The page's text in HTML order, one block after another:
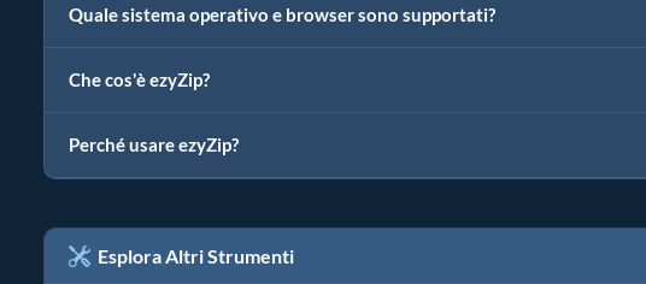
Quale sistema operativo e browser sono supportati?
Che cos'è ezyZip?
Perché usare ezyZip?
Esplora Altri Strumenti